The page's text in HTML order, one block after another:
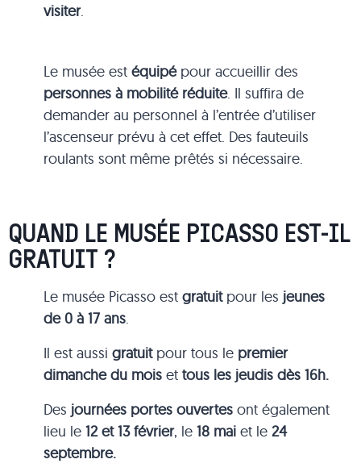
visiter.
Le musée estéquipé pour accueillir des
personnes à mobilité réduite. Il suffira de
demander au personnel à l’entrée d’utiliser
l’ascenseur prévu à cet effet. Des fauteuils
roulants sont même prêtés si nécessaire.
QUAND LE MUSÉE PICASSO EST-IL
GRATUIT ?
Le musée Picasso estgratuit pour les jeunes
de 0 à 17 ans.
Il est aussigratuitpour tous le premier
dimanche du moisettous les jeudis dès 16h.
Des journées portes ouvertes ont également
lieu le12 et 13 février, le18 mai et le24
septembre.